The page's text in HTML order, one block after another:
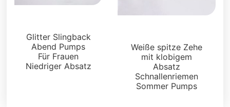
Glitter Slingback
Abend Pumps
Für Frauen
Niedriger Absatz
Weiße spitze Zehe
mit klobigem
Absatz
Schnallenriemen
Sommer Pumps